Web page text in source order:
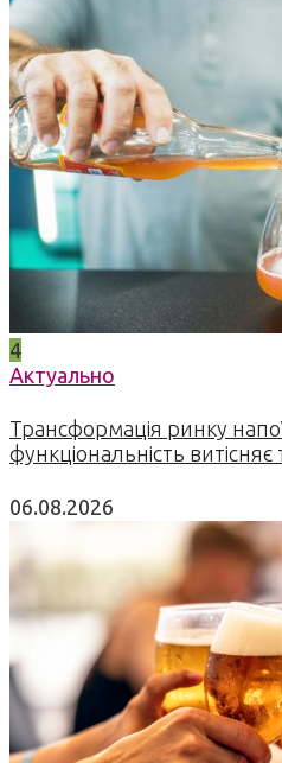
4
Актуально
Трансформація ринку
функціональність
06.08.2026